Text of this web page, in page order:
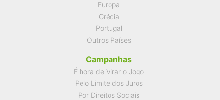
Europa
Grécia
Portugal
Outros Países
Campanhas
É hora de Virar o Jogo
Pelo Limite dos Juros
Por Direitos Sociais